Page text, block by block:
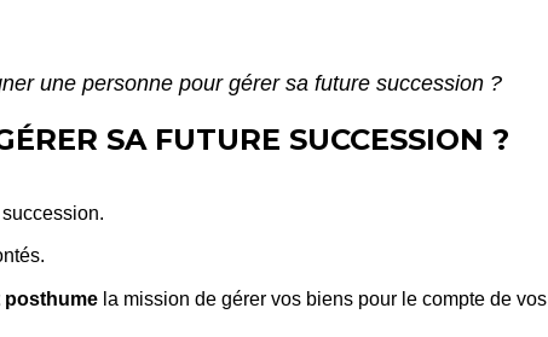
une personne pour gérer sa future succession ?
SA FUTURE SUCCESSION ?
posthume la mission de gérer vos biens pour le compte de vos